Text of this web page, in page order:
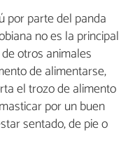
por parte del panda
no es la principal
otros animales
de alimentarse,
el trozo de alimento
por un buen
sentado, de pie o